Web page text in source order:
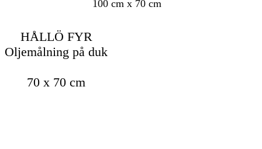
100 cm x 70 cm
HÅLLÖ FYR
Oljemålning på duk
70 x 70 cm